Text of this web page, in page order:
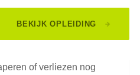
BEKIJK OPLEIDING
of verliezen nog